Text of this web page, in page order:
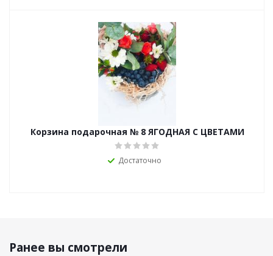
Корзина подарочная № 8 ЯГОДНАЯ С ЦВЕТАМИ
Достаточно
Ранее вы смотрели